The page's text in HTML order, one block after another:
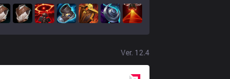
Ver. 12.4